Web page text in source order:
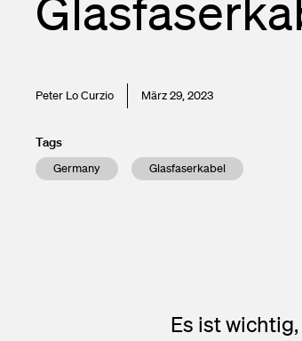
Peter Lo Curzio März 29, 2023
Tags
Germany Glasfaserkabel
Es ist